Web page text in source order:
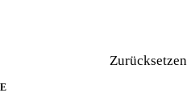
Zurücksetzen